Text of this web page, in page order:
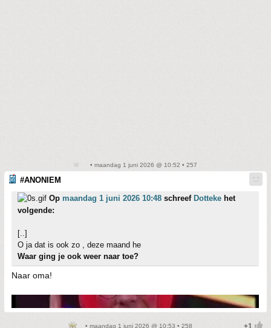
• maandag 1 juni 2026 @ 10:52 • 257
#ANONIEM
Op maandag 1 juni 2026 10:48 schreef Dotteke het
volgende:
[..]
O ja dat is ook zo , deze maand he
Waar ging je ook weer naar toe?
Naar oma!
• maandag 1 juni 2026 @ 10:53 • 258